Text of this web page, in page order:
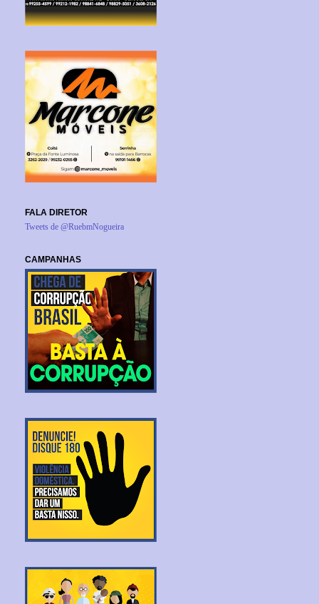
FALA DIRETOR
Tweets de @RuebmNogueira
CAMPANHAS